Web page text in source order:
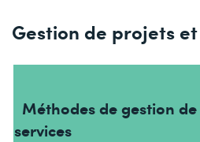
Gestion de projets
Méthodes de gestion
services